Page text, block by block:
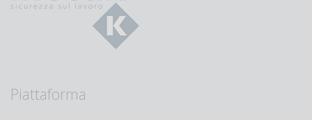
Piattaforma